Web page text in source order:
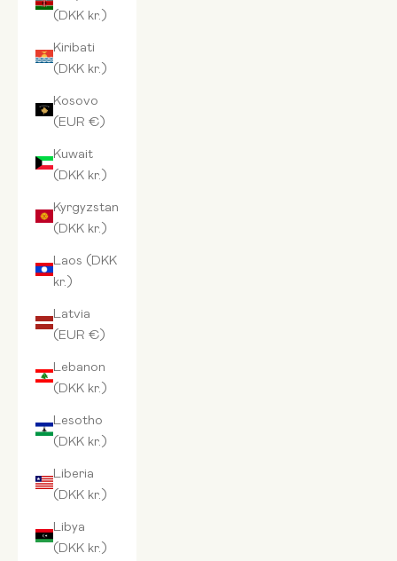
(DKK kr.)
Kiribati
(DKK kr.)
Kosovo
(EUR €)
Kuwait
(DKK kr.)
Kyrgyzstan
(DKK kr.)
Laos (DKK
kr.)
Latvia
(EUR €)
Lebanon
(DKK kr.)
Lesotho
(DKK kr.)
Liberia
(DKK kr.)
Libya
(DKK kr.)